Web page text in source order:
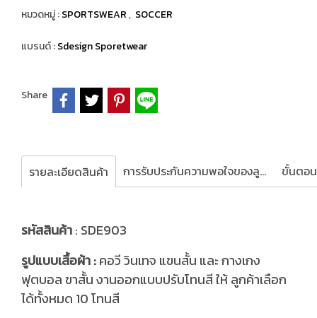
หมวดหมู่ :SPORTSWEAR, SOCCER
แบรนด์ :Sdesign Sporetwear
Share
รายละเอียดสินค้า การรับประกันความพอใจของลูกค้า
รหัสสินค้า: SDE903
รูปแบบเสื้อผ้า :คอวี วินเทจ แขนสั้น และ กางเกง
ฟุตบอล ขาสั้น งานออกแบบปรับโทนสี ให้ ลูกค้าเลือก
ได้ทั้งหมด 10 โทนสี